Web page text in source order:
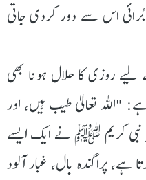
اس سے دور کردی جاتی
روزی کا حلال ہونا بھی
تعالیٰ طیب ہیں، اور
نبی کریم ﷺ نے ایک ایسے
ہے، پراگندہ بال، غبار آلود